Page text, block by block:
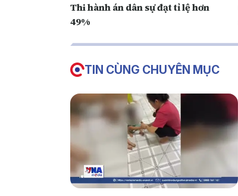
Thi hành án dân sự đạt tỉ lệ hơn
49%
TIN CÙNG CHUYÊN MỤC